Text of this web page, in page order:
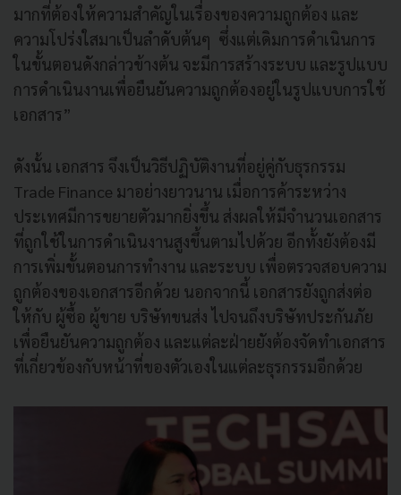
มากที่ต้องให้ความสำคัญในเรื่องของความถูกต้อง และ
ความโปร่งใสมาเป็นลำดับต้นๆ ซึ่งแต่เดิมการดำเนินการ
ในขั้นตอนดังกล่าวข้างต้น จะมีการสร้างระบบ และรูปแบบ
การดำเนินงานเพื่อยืนยันความถูกต้องอยู่ในรูปแบบการใช้
เอกสาร”
ดังนั้น เอกสาร จึงเป็นวิธีปฏิบัติงานที่อยู่คู่กับธุรกรรม
Trade Finance มาอย่างยาวนาน เมื่อการค้าระหว่าง
ประเทศมีการขยายตัวมากยิ่งขึ้น ส่งผลให้มีจำนวนเอกสาร
ที่ถูกใช้ในการดำเนินงานสูงขึ้นตามไปด้วย อีกทั้งยังต้องมี
การเพิ่มขั้นตอนการทำงาน และระบบ เพื่อตรวจสอบความ
ถูกต้องของเอกสารอีกด้วย นอกจากนี้ เอกสารยังถูกส่งต่อ
ให้กับ ผู้ซื้อ ผู้ขาย บริษัทขนส่ง ไปจนถึงบริษัทประกันภัย
เพื่อยืนยันความถูกต้อง และแต่ละฝ่ายยังต้องจัดทำเอกสาร
ที่เกี่ยวข้องกับหน้าที่ของตัวเองในแต่ละธุรกรรมอีกด้วย